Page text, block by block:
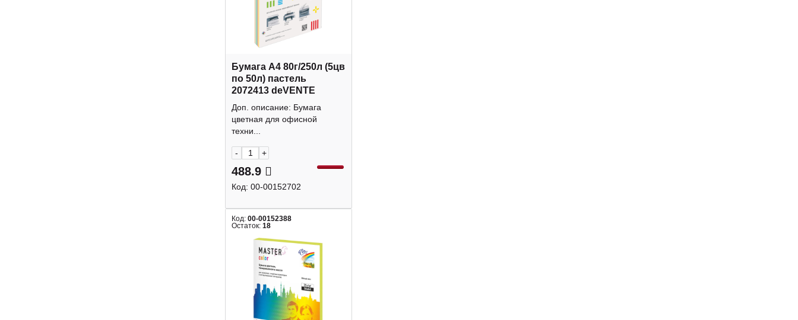
Бумага А4 80г/250л (5цв
по 50л) пастель
2072413 deVENTE
Доп. описание: Бумага
цветная для офисной
техни...
- +
488.9
Код: 00-00152702
Код: 00-00152388
Остаток: 18